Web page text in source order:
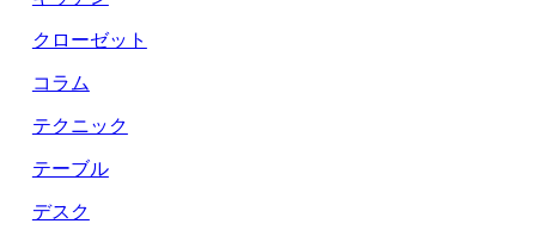
クローゼット
コラム
テクニック
テーブル
デスク